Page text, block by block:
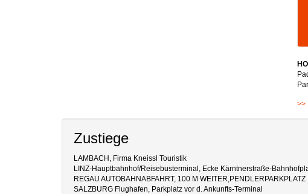
>>
Zustiege
LAMBACH, Firma Kneissl Touristik
LINZ-Hauptbahnhof/Reisebusterminal, Ecke Kärntnerstraße-
REGAU AUTOBAHNABFAHRT, 100 M WEITER,PENDLERPARKPLATZ
SALZBURG Flughafen, Parkplatz vor d. Ankunfts-Terminal